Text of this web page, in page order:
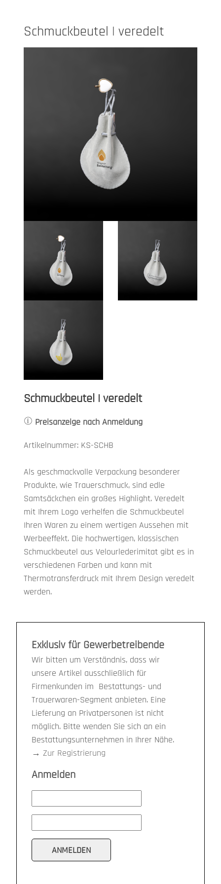
Schmuckbeutel | veredelt
Schmuckbeutel | veredelt
Preisanzeige nach Anmeldung
Artikelnummer: KS-SCHB
Als geschmackvolle Verpackung besonderer
Produkte, wie Trauerschmuck, sind edle
Samtsäckchen ein großes Highlight. Veredelt
mit Ihrem Logo verhelfen die Schmuckbeutel
Ihren Waren zu einem wertigen Aussehen mit
Werbeeffekt. Die hochwertigen, klassischen
Schmuckbeutel aus Velourlederimitat gibt es in
verschiedenen Farben und kann mit
Thermotransferdruck mit Ihrem Design veredelt
werden.
Exklusiv für Gewerbetreibende
Wir bitten um Verständnis, dass wir
unsere Artikel ausschließlich für
Firmenkunden im Bestattungs- und
Trauerwaren-Segment anbieten. Eine
Lieferung an Privatpersonen ist nicht
möglich. Bitte wenden Sie sich an ein
Bestattungsunternehmen in Ihrer Nähe.
→ Zur Registrierung
Anmelden